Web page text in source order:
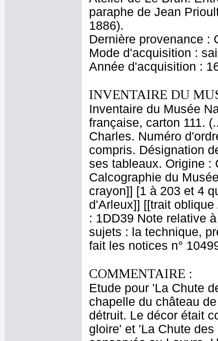
paraphe de Jean
1886).
Dernière provenance :
Mode d'acquisition :
Année d'acquisition :
INVENTAIRE DU
Inventaire du Musée
française, carton 111.
Charles. Numéro
compris. Désignation
ses tableaux. Origine :
Calcographie du
crayon]] [1 à 203 et 4
d'Arleux]] [[trait
: 1DD39 Note relative
sujets : la technique,
fait les notices n°
COMMENTAIRE :
Etude pour 'La Chute
chapelle du château
détruit. Le décor était
gloire' et 'La Chute